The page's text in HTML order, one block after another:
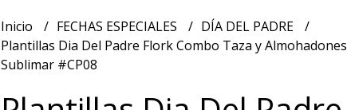
Inicio FECHAS ESPECIALES
DÍA DEL PADRE
Plantillas Dia Del Padre Flork Combo Taza y Almohadones
Sublimar #CP08